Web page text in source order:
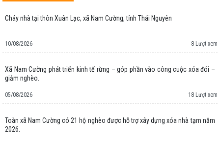
Cháy nhà tại thôn Xuân Lạc, xã Nam Cường, tỉnh Thái Nguyên
10/08/2026 8 Lượt xem
Xã Nam Cường phát triển kinh tế rừng – góp phần vào công cuộc xóa đói –
giảm nghèo.
05/08/2026 18 Lượt xem
Toàn xã Nam Cường có 21 hộ nghèo được hỗ trợ xây dựng xóa nhà tạm năm
2026.